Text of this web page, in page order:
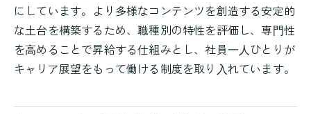
にしています。より多様なコンテンツを創造する安定的
な⼟台を構築するため、職種別の特性を評価し、専⾨性
を⾼めることで昇給する仕組みとし、社員⼀⼈ひとりが
キャリア展望をもって働ける制度を取り⼊れています。